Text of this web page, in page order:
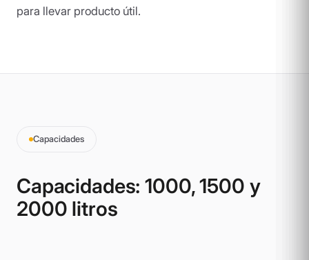
para llevar producto útil.
Capacidades
Capacidades: 1000, 1500 y
2000 litros